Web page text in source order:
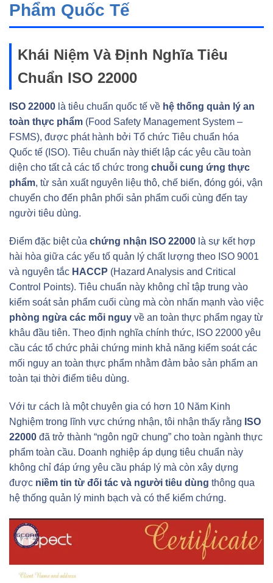
Phẩm Quốc Tế
Khái Niệm Và Định Nghĩa Tiêu
Chuẩn ISO 22000
ISO 22000 là tiêu chuẩn quốc tế về hệ thống quản lý an
toàn thực phẩm (Food Safety Management System –
FSMS), được phát hành bởi Tổ chức Tiêu chuẩn hóa
Quốc tế (ISO). Tiêu chuẩn này thiết lập các yêu cầu toàn
diện cho tất cả các tổ chức trong chuỗi cung ứng thực
phẩm, từ sản xuất nguyên liệu thô, chế biến, đóng gói, vận
chuyển cho đến phân phối sản phẩm cuối cùng đến tay
người tiêu dùng.
Điểm đặc biệt của chứng nhận ISO 22000 là sự kết hợp
hài hòa giữa các yếu tố quản lý chất lượng theo ISO 9001
và nguyên tắc HACCP (Hazard Analysis and Critical
Control Points). Tiêu chuẩn này không chỉ tập trung vào
kiểm soát sản phẩm cuối cùng mà còn nhấn mạnh vào việc
phòng ngừa các mối nguy về an toàn thực phẩm ngay từ
khâu đầu tiên. Theo định nghĩa chính thức, ISO 22000 yêu
cầu các tổ chức phải chứng minh khả năng kiểm soát các
mối nguy an toàn thực phẩm nhằm đảm bảo sản phẩm an
toàn tại thời điểm tiêu dùng.
Với tư cách là một chuyên gia có hơn 10 Năm Kinh
Nghiệm trong lĩnh vực chứng nhận, tôi nhận thấy rằng ISO
22000 đã trở thành “ngôn ngữ chung” cho toàn ngành thực
phẩm toàn cầu. Doanh nghiệp áp dụng tiêu chuẩn này
không chỉ đáp ứng yêu cầu pháp lý mà còn xây dựng
được niềm tin từ đối tác và người tiêu dùng thông qua
hệ thống quản lý minh bạch và có thể kiểm chứng.